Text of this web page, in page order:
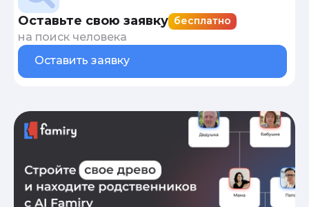
Оставьте свою заявку бесплатно
на поиск человека
Оставить заявку